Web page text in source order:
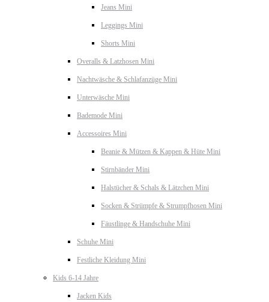
Jeans Mini
Leggings Mini
Shorts Mini
Overalls & Latzhosen Mini
Nachtwäsche & Schlafanzüge Mini
Unterwäsche Mini
Bademode Mini
Accessoires Mini
Beanie & Mützen & Kappen & Hüte Mini
Stirnbänder Mini
Halstücher & Schals & Lätzchen Mini
Socken & Strümpfe & Strumpfhosen Mini
Fäustlinge & Handschuhe Mini
Schuhe Mini
Festliche Kleidung Mini
Kids 6-14 Jahre
Jacken Kids